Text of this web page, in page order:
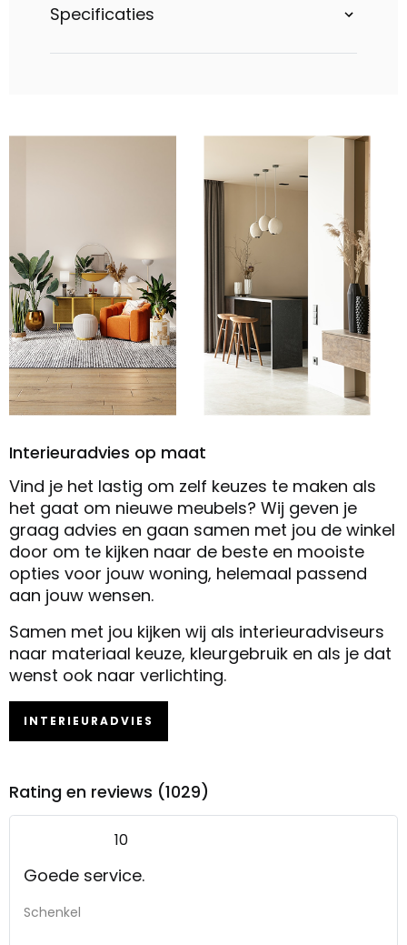
Specificaties
Interieuradvies op maat
Vind je het lastig om zelf keuzes te maken als
het gaat om nieuwe meubels? Wij geven je
graag advies en gaan samen met jou de winkel
door om te kijken naar de beste en mooiste
opties voor jouw woning, helemaal passend
aan jouw wensen.
Samen met jou kijken wij als interieuradviseurs
naar materiaal keuze, kleurgebruik en als je dat
wenst ook naar verlichting.
INTERIEURADVIES
Rating en reviews (1029)
10
Goede service.
Schenkel